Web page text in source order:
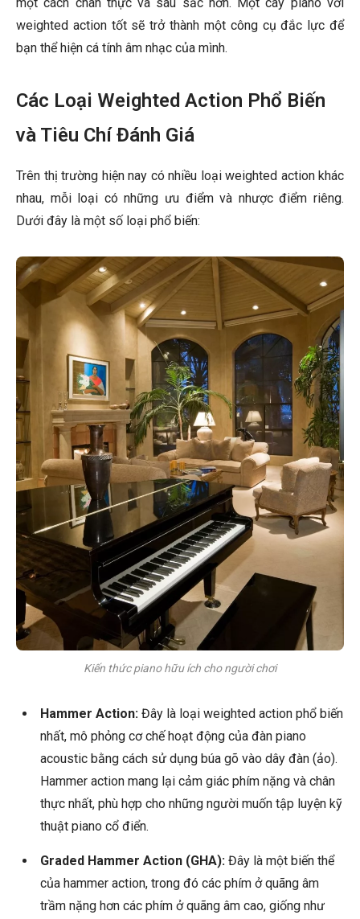
weighted action tốt sẽ trở thành một công cụ đắc lực để
bạn thể hiện cá tính âm nhạc của mình.
Các Loại Weighted Action Phổ Biến
và Tiêu Chí Đánh Giá
Trên thị trường hiện nay có nhiều loại weighted action khác
nhau, mỗi loại có những ưu điểm và nhược điểm riêng.
Dưới đây là một số loại phổ biến:
Kiến thức piano hữu ích cho người chơi
Hammer Action: Đây là loại weighted action phổ biến
nhất, mô phỏng cơ chế hoạt động của đàn piano
acoustic bằng cách sử dụng búa gõ vào dây đàn (ảo).
Hammer action mang lại cảm giác phím nặng và chân
thực nhất, phù hợp cho những người muốn tập luyện kỹ
thuật piano cổ điển.
Graded Hammer Action (GHA): Đây là một biến thể
của hammer action, trong đó các phím ở quãng âm
trầm nặng hơn các phím ở quãng âm cao, giống như